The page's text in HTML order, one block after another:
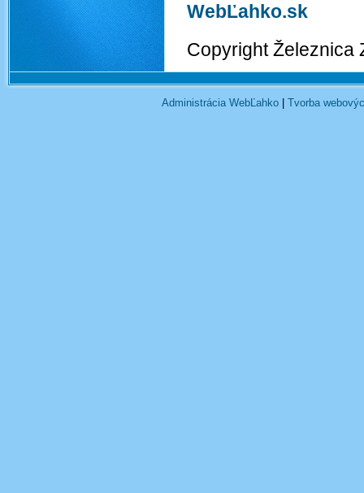
WebĽahko.sk
Copyright Železnica
Administrácia WebĽahko| Tvorba